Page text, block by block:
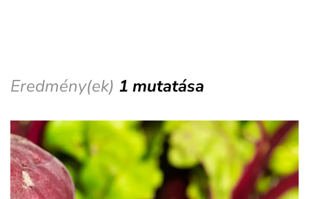
Eredmény(ek) 1 mutatása